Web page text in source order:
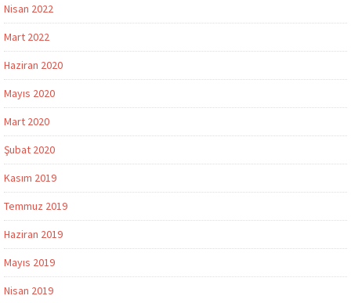
Nisan 2022
Mart 2022
Haziran 2020
Mayıs 2020
Mart 2020
Şubat 2020
Kasım 2019
Temmuz 2019
Haziran 2019
Mayıs 2019
Nisan 2019